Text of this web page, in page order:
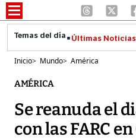
Últimas Noticias
Inicio> Mundo> América
AMÉRICA
Se reanuda el
con las FARC